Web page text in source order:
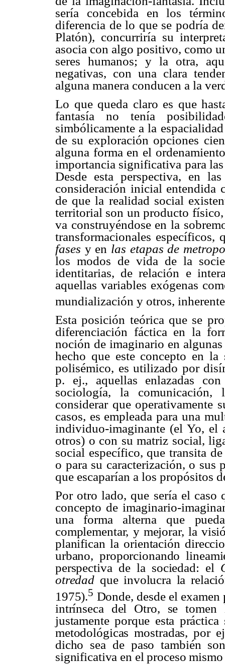
sería concebida en los
diferencia de lo que se podría
Platón), concurriría su
asocia con algo positivo, como
seres humanos; y la otra,
negativas, con una clara
alguna manera conducen a la
Lo que queda claro es que
fantasía no tenía
simbólicamente a la
de su exploración opciones
alguna forma en el
importancia significativa para
Desde esta perspectiva, en
consideración inicial entendida
de que la realidad social
territorial son un producto físico,
va construyéndose en la
transformacionales específicos,
fases y en las etapas de
los modos de vida de la
identitarias, de relación e
aquellas variables exógenas
mundialización y otros,
Esta posición teórica que se
diferenciación fáctica en la
noción de imaginario en algunas
hecho que este concepto en la
polisémico, es utilizado por
p. ej., aquellas enlazadas
sociología, la comunicación,
considerar que operativamente
casos, es empleada para una
individuo-imaginante (el Yo, el
otros) o con su matriz social,
social específico, que transita
o para su caracterización, o sus
que escaparían a los propósitos
Por otro lado, que sería el caso
concepto de imaginario-
una forma alterna que
complementar, y mejorar, la
planifican la orientación
urbano, proporcionando
perspectiva de la sociedad: el
otredad que involucra la
1975).5 Donde, desde el
intrínseca del Otro, se tomen
justamente porque esta
metodológicas mostradas, por
dicho sea de paso también
significativa en el proceso